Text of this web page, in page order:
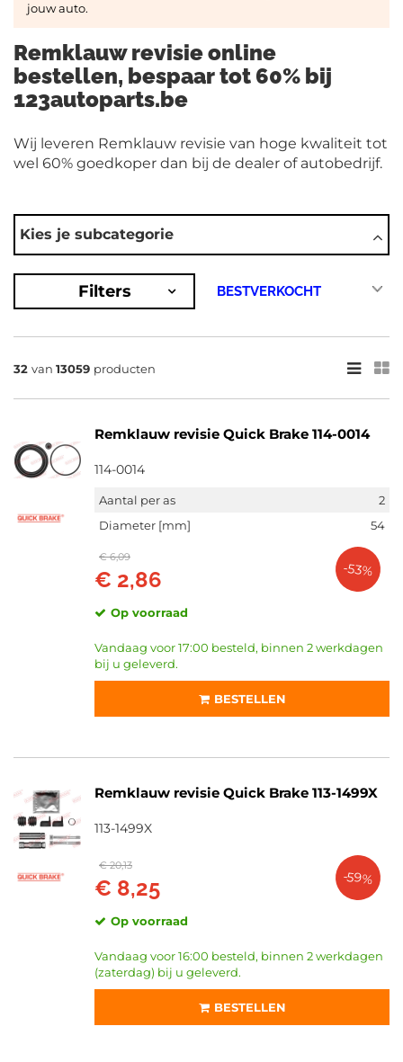
jouw auto.
Remklauw revisie online
bestellen, bespaar tot 60% bij
123autoparts.be
Wij leveren Remklauw revisie van hoge kwaliteit tot
wel 60% goedkoper dan bij de dealer of autobedrijf.
AUTOMERKEN
Alfa Romeo
Alpina
Toon meer
×
MERKEN
Wabco (56)
Pe Automotive (18)
Vooras (2502)
Achteras (1905)
Rechts (34)
Vooras links en rechts (26)
VOORRAAD
Niet op voorraad (7173)
Op voorraad (5886)
Kies je subcategorie
Filters
32 van 13059 producten
Remklauw revisie Quick Brake 114-0014
114-0014
Aantal per as
2
Diameter [mm]
54
€ 6,09
€ 2,86 -53%
Op voorraad
Vandaag voor 17:00 besteld, binnen 2 werkdagen
bij u geleverd.
BESTELLEN
Remklauw revisie Quick Brake 113-1499X
113-1499X
€ 20,13
€ 8,25 -59%
Op voorraad
Vandaag voor 16:00 besteld, binnen 2 werkdagen
(zaterdag) bij u geleverd.
BESTELLEN